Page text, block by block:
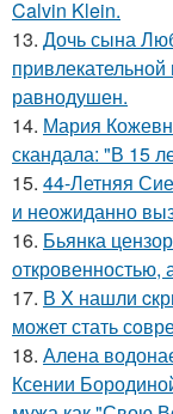
Calvin Klein.
13. Дочь сына
равнодушен.
14. Мария
скандала: "В 15
15. 44-Летняя
и неожиданно
16. Бьянка
откровенностью,
17. В X нашли
может стать
18. Алена
Ксении